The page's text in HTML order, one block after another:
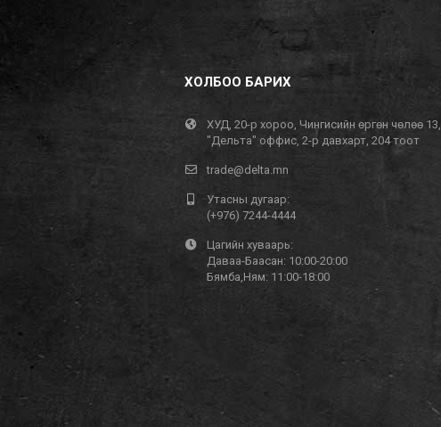
ХОЛБОО БАРИХ
ХУД, 20-р хороо, Чингисийн өргөн чөлөө 13,
"Дельта" оффис, 2-р давхарт, 204 тоот
trade@delta.mn
Утасны дугаар:
(+976) 7244-4444
Цагийн хуваарь:
Даваа-Баасан: 10:00-20:00
Бямба,Ням: 11:00-18:00